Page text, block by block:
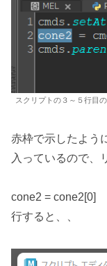
スクリプトの３～５行目
赤枠で示したよう
入っているので、
cone2 = cone2[0]
行すると、、